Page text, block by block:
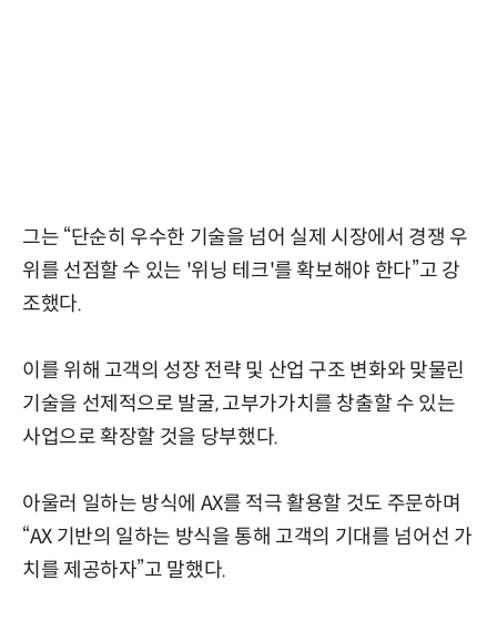
그는 “단순히 우수한 기술을 넘어 실제 시장에서 경쟁 우
위를 선점할 수 있는 '위닝 테크'를 확보해야 한다”고 강
조했다.
이를 위해 고객의 성장 전략 및 산업 구조 변화와 맞물린
기술을 선제적으로 발굴, 고부가가치를 창출할 수 있는
사업으로 확장할 것을 당부했다.
아울러 일하는 방식에 AX를 적극 활용할 것도 주문하며
“AX 기반의 일하는 방식을 통해 고객의 기대를 넘어선 가
치를 제공하자”고 말했다.